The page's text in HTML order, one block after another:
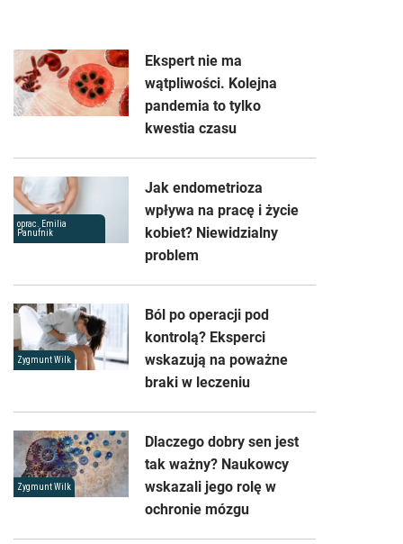
Ekspert nie ma
wątpliwości. Kolejna
pandemia to tylko
kwestia czasu
oprac. Emilia
Panufnik
Jak endometrioza
wpływa na pracę i życie
kobiet? Niewidzialny
problem
Zygmunt Wilk
Ból po operacji pod
kontrolą? Eksperci
wskazują na poważne
braki w leczeniu
Zygmunt Wilk
Dlaczego dobry sen jest
tak ważny? Naukowcy
wskazali jego rolę w
ochronie mózgu